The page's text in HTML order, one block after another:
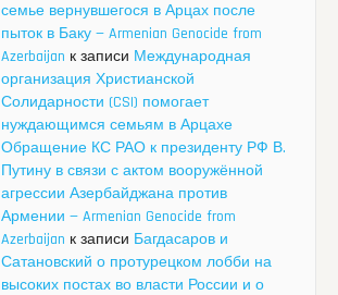
семье вернувшегося в Арцах после
пыток в Баку — Armenian Genocide from
Azerbaijan к записи Международная
организация Христианской
Солидарности (CSI) помогает
нуждающимся семьям в Арцахе
Обращение КС РАО к президенту РФ В.
Путину в связи с актом вооружённой
агрессии Азербайджана против
Армении — Armenian Genocide from
Azerbaijan к записи Багдасаров и
Сатановский о протурецком лобби на
высоких постах во власти России и о